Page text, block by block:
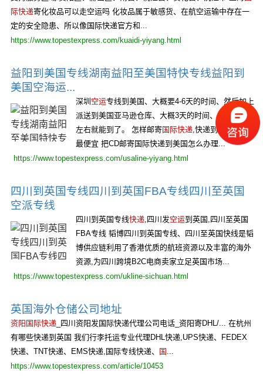
际快递寄化妆品可以走空运吗 化妆品属于敏感货、在航空运输中存在一
定的安全隐患、所以像国际快递官方和...
https://www.topestexpress.com/kuaidi-yiyang.html
益阳到美国专线湖南益阳至美国特快专线益阳到
美国空海运...
深圳 空运专线到美国、大概要4-6天的时间、然后加上
派送到美国亚马逊仓库、大概3天的时间、一般7-9天
左右就能到了。 怎样邮寄国际快递,快递到美国哪家
最便宜 把CD邮寄国际快递到美国怎么办理...
https://www.topestexpress.com/usaline-yiyang.html
四川到英国专线四川到英国FBA专线四川至英国
空派专线
四川到英国专线快递,四川发空运到英国,四川至英国
FBA专线 韬博四川到英国专线、四川至英国快线是韬
博供应链利用了香港优质的航班资源以及丰富的海外
资源,为四川跨境B2C电商卖家立足英国市场...
https://www.topestexpress.com/ukline-sichuan.html
英国海外仓储公司地址
资阳国际快递 _四川资阳发国际快递代理公司电话_资阳寄DHL/... 在杭州
有哪些快递到英国 我们行李托运专业代理DHL快递,UPS快递、FEDEX
快递、TNT快递、EMS快递,国际专线快递、
国 ...
https://www.topestexpress.com/article/10453